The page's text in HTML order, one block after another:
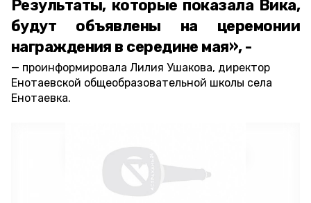
Результаты, которые показала Вика,
будут объявлены на церемонии
награждения в середине мая», -
проинформировала Лилия Ушакова, директор
Енотаевской общеобразовательной школы села
Енотаевка.